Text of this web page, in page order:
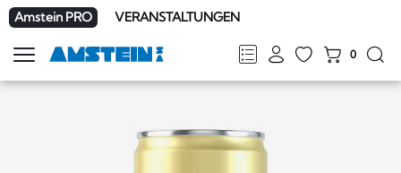
Amstein PRO VERANSTALTUNGEN
FRDEENIT
0
Navigation
zeigen